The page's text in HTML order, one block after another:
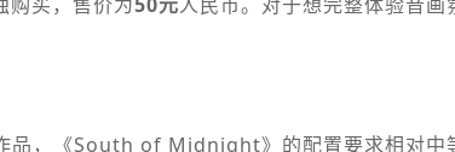
品，《South of Midnight》的配置要求相对中